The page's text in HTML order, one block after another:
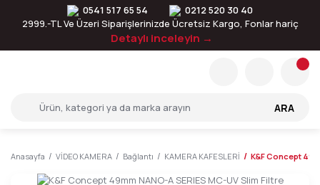
0541 517 65 54
0212 520 30 40
2999.-TL Ve Üzeri Siparişlerinizde Ücretsiz Kargo, Fonlar hariç
Detaylı inceleyin →
ARA
Anasayfa VİDEO KAMERA Bağlantı KAMERA KAFESLERİ K&F Concept